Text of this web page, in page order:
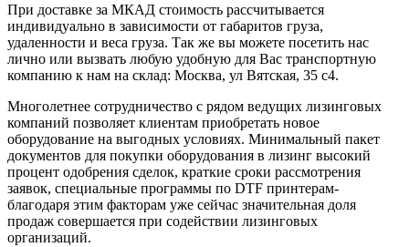
При доставке за МКАД стоимость рассчитывается
индивидуально в зависимости от габаритов груза,
удаленности и веса груза. Так же вы можете посетить нас
лично или вызвать любую удобную для Вас транспортную
компанию к нам на склад: Москва, ул Вятская, 35 c4.
Многолетнее сотрудничество с рядом ведущих лизинговых
компаний позволяет клиентам приобретать новое
оборудование на выгодных условиях. Минимальный пакет
документов для покупки оборудования в лизинг высокий
процент одобрения сделок, краткие сроки рассмотрения
заявок, специальные программы по DTF принтерам-
благодаря этим факторам уже сейчас значительная доля
продаж совершается при содействии лизинговых
организаций.